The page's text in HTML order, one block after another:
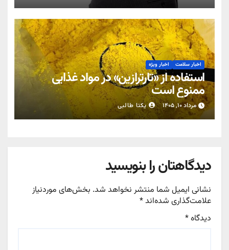
اخبار سلامت اخبار ویژه
استفاده از «تارترازین» در مواد غذایی
ممنوع است
مرداد ۱۰, ۱۴۰۵ یکتا طالبی
دیدگاهتان را بنویسید
نشانی ایمیل شما منتشر نخواهد شد. بخش‌های موردنیاز
علامت‌گذاری شده‌اند*
دیدگاه*